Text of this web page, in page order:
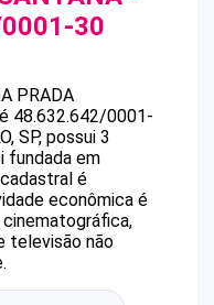
30
PRADA
é 48.632.642/0001-
SP, possui 3
fundada em
é
econômica é
televisão não